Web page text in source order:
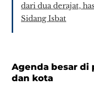
dari dua derajat,
Sidang Isbat
Agenda besar di
dan kota